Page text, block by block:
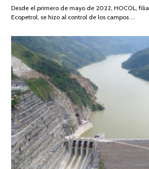
2026
Desde el primero de mayo de 2022, HOCOL,
Ecopetrol, se hizo al control de los campos …